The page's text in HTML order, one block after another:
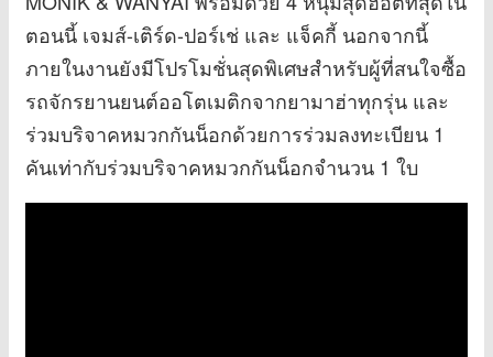
ตอนนี้ เจมส์-เติร์ด-ปอร์เช่ และ แจ็คกี้ นอกจากนี้
ภายในงานยังมีโปรโมชั่นสุดพิเศษสำหรับผู้ที่สนใจซื้อ
รถจักรยานยนต์ออโตเมติกจากยามาฮ่าทุกรุ่น และ
ร่วมบริจาคหมวกกันน็อกด้วยการร่วมลงทะเบียน 1
คันเท่ากับร่วมบริจาคหมวกกันน็อกจำนวน 1 ใบ